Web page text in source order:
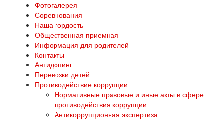
Фотогалерея
Соревнования
Наша гордость
Общественная приемная
Информация для родителей
Контакты
Антидопинг
Перевозки детей
Противодействие коррупции
Нормативные правовые и иные акты в сфере
противодействия коррупции
Антикоррупционная экспертиза